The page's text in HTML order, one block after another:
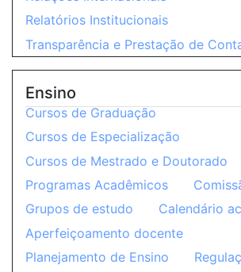
Relatórios Institucionais
Transparência e Prestação de
Ensino
Cursos de Graduação
Cursos de Especialização
Cursos de Mestrado e Doutorado
Programas Acadêmicos
Grupos de estudo
Calendário
Aperfeiçoamento docente
Planejamento de Ensino